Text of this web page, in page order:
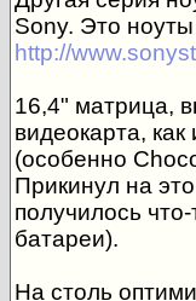
Sony. Это
http://
16,4" матрица,
видеокарта,
(особенно
Прикинул на
получилось
батареи).
На столь